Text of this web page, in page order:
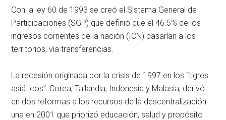
Con la ley 60 de 1993 se creó el Sistema General de
Participaciones (SGP) que definió que el 46.5% de los
ingresos corrientes de la nación (ICN) pasarían a los
territorios, vía transferencias.
La recesión originada por la crisis de 1997 en los “tigres
asiáticos”: Corea, Tailandia, Indonesia y Malasia, derivó
en dos reformas a los recursos de la descentralización:
una en 2001 que priorizó educación, salud y propósito